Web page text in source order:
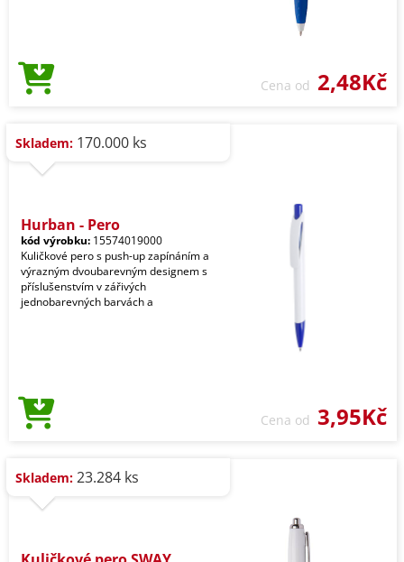
Cena od 2,48Kč
Skladem: 170.000 ks
Hurban - Pero
kód výrobku: 15574019000
Kuličkové pero s push-up zapínáním a
výrazným dvoubarevným designem s
příslušenstvím v zářivých
jednobarevných barvách a
Cena od 3,95Kč
Skladem: 23.284 ks